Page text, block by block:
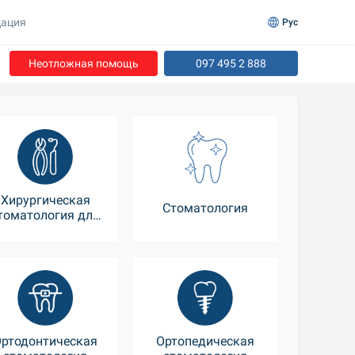
Неотложная помощь 097 495 2 888
Хирургическая
для
Стоматология
Ортопедическая
Рус